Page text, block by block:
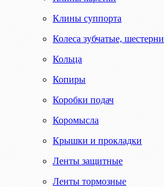
Клины суппорта
Колеса зубчатые, шестерни
Кольца
Копиры
Коробки подач
Коромысла
Крышки и прокладки
Ленты защитные
Ленты тормозные